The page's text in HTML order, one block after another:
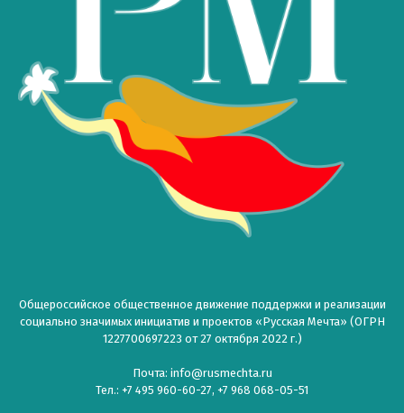
Общероссийское общественное движение поддержки и реализации
социально значимых инициатив и проектов «Русская Мечта» (ОГРН
1227700697223 от 27 октября 2022 г.)
Почта: info@rusmechta.ru
Тел.: +7 495 960-60-27, +7 968 068-05-51